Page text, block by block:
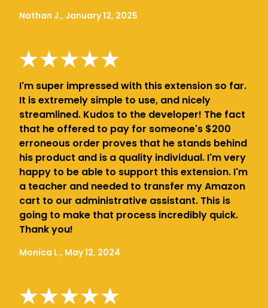
Nathan J., January 12, 2025
I'm super impressed with this extension so far.
It is extremely simple to use, and nicely
streamlined. Kudos to the developer! The fact
that he offered to pay for someone's $200
erroneous order proves that he stands behind
his product and is a quality individual. I'm very
happy to be able to support this extension. I'm
a teacher and needed to transfer my Amazon
cart to our administrative assistant. This is
going to make that process incredibly quick.
Thank you!
Monica L., May 12, 2024